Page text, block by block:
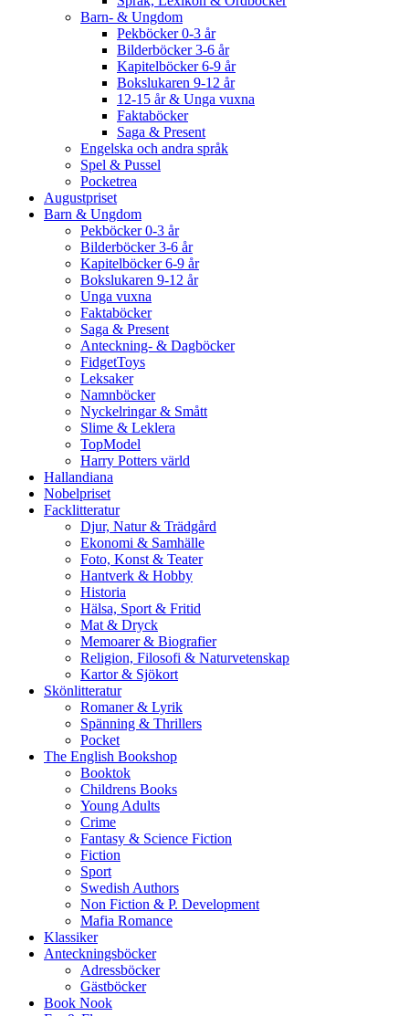
Barn- & Ungdom
Pekböcker 0-3 år
Bilderböcker 3-6 år
Kapitelböcker 6-9 år
Bokslukaren 9-12 år
12-15 år & Unga vuxna
Faktaböcker
Saga & Present
Engelska och andra språk
Spel & Pussel
Pocketrea
Augustpriset
Barn & Ungdom
Pekböcker 0-3 år
Bilderböcker 3-6 år
Kapitelböcker 6-9 år
Bokslukaren 9-12 år
Unga vuxna
Faktaböcker
Saga & Present
Anteckning- & Dagböcker
FidgetToys
Leksaker
Namnböcker
Nyckelringar & Smått
Slime & Leklera
TopModel
Harry Potters värld
Hallandiana
Nobelpriset
Facklitteratur
Djur, Natur & Trädgård
Ekonomi & Samhälle
Foto, Konst & Teater
Hantverk & Hobby
Historia
Hälsa, Sport & Fritid
Mat & Dryck
Memoarer & Biografier
Religion, Filosofi & Naturvetenskap
Kartor & Sjökort
Skönlitteratur
Romaner & Lyrik
Spänning & Thrillers
Pocket
The English Bookshop
Booktok
Childrens Books
Young Adults
Crime
Fantasy & Science Fiction
Fiction
Sport
Swedish Authors
Non Fiction & P. Development
Mafia Romance
Klassiker
Anteckningsböcker
Adressböcker
Gästböcker
Book Nook